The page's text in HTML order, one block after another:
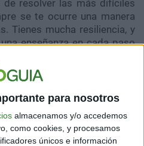
para nosotros
almacenamos y/o accedemos
como cookies, y procesamos
únicos e información
de resolver las más difíciles
se te ocurre una manera
Tienes mucha resiliencia, y
enseñanza en cada paso